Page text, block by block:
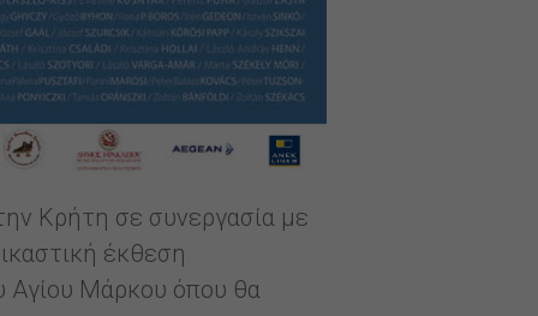
Κρήτη σε συνεργασία με
έκθεση
Αγίου Μάρκου όπου θα